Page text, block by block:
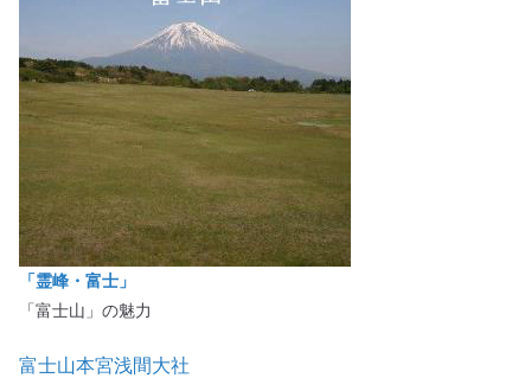
「霊峰・富士」
「富士山」の魅力
富士山本宮浅間大社